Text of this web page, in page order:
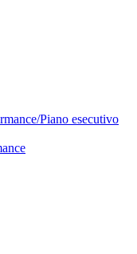
Piano esecutivo